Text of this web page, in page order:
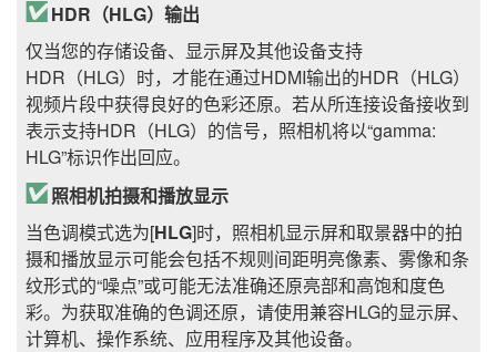
HDR（HLG）输出
仅当您的存储设备、显示屏及其他设备支持
HDR（HLG）时，才能在通过HDMI输出的HDR（HLG）
视频片段中获得良好的色彩还原。若从所连接设备接收到
表示支持HDR（HLG）的信号，照相机将以“gamma:
HLG”标识作出回应。
照相机拍摄和播放显示
当色调模式选为[HLG]时，照相机显示屏和取景器中的拍
摄和播放显示可能会包括不规则间距明亮像素、雾像和条
纹形式的“噪点”或可能无法准确还原亮部和高饱和度色
彩。为获取准确的色调还原，请使用兼容HLG的显示屏、
计算机、操作系统、应用程序及其他设备。